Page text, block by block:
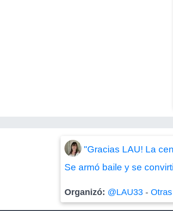
"Gracias LAU! La
Se armó baile y se
Organizó: @LAU33 -